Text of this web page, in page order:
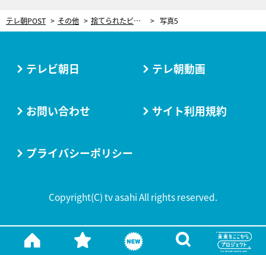
テレ朝POST その他 捨てられたビニール傘をおしゃれなアイテムに！「10年後になくなるべきブランド」をつくる女性クリエイター 写真5
テレビ朝日 テレ朝動画
お問い合わせ サイト利用規約
プライバシーポリシー
Copyright(C) tv asahi All rights reserved.